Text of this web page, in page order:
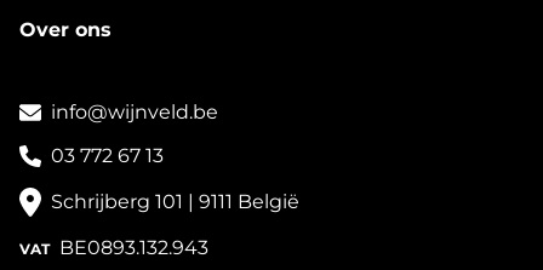
Over ons
info@wijnveld.be
03 772 67 13
Schrijberg 101 | 9111 België
VAT BE0893.132.943